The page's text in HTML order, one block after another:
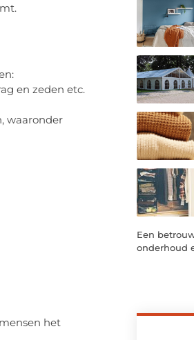
en zeden etc.
waaronder
het
Een
onderhoud